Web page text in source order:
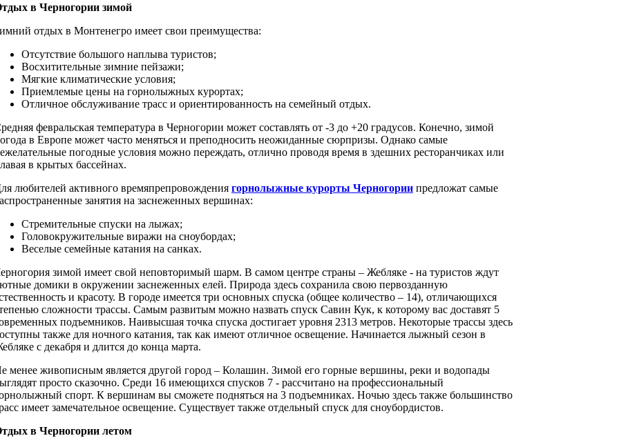
в Черногории зимой
отдых в Монтенегро имеет свои преимущества:
Отсутствие большого наплыва туристов;
Восхитительные зимние пейзажи;
Мягкие климатические условия;
Приемлемые цены на горнолыжных курортах;
Отличное обслуживание трасс и ориентированность на семейный отдых.
февральская температура в Черногории может составлять от -3 до +20 градусов. Конечно, зимой
в Европе может часто меняться и преподносить неожиданные сюрпризы. Однако самые
погодные условия можно переждать, отлично проводя время в здешних ресторанчиках или
в крытых бассейнах.
любителей активного времяпрепровождения горнолыжные курорты Черногории предложат самые
занятия на заснеженных вершинах:
Стремительные спуски на лыжах;
Головокружительные виражи на сноубордах;
Веселые семейные катания на санках.
зимой имеет свой неповторимый шарм. В самом центре страны – Жебляке - на туристов ждут
домики в окружении заснеженных елей. Природа здесь сохранила свою первозданную
и красоту. В городе имеется три основных спуска (общее количество – 14), отличающихся
сложности трассы. Самым развитым можно назвать спуск Савин Кук, к которому вас доставят 5
подъемников. Наивысшая точка спуска достигает уровня 2313 метров. Некоторые трассы здесь
также для ночного катания, так как имеют отличное освещение. Начинается лыжный сезон в
с декабря и длится до конца марта.
менее живописным является другой город – Колашин. Зимой его горные вершины, реки и водопады
просто сказочно. Среди 16 имеющихся спусков 7 - рассчитано на профессиональный
спорт. К вершинам вы сможете подняться на 3 подъемниках. Ночью здесь также большинство
имеет замечательное освещение. Существует также отдельный спуск для сноубордистов.
в Черногории летом